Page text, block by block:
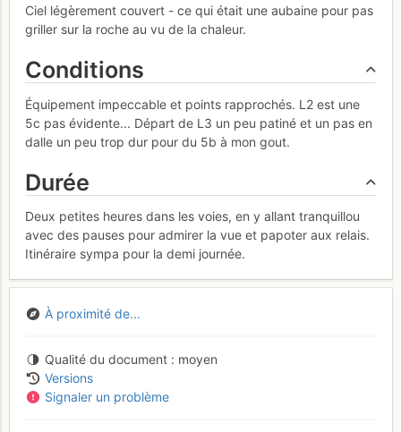
Ciel légèrement couvert - ce qui était une aubaine pour pas
griller sur la roche au vu de la chaleur.
Conditions
Équipement impeccable et points rapprochés. L2 est une
5c pas évidente... Départ de L3 un peu patiné et un pas en
dalle un peu trop dur pour du 5b à mon gout.
Durée
Deux petites heures dans les voies, en y allant tranquillou
avec des pauses pour admirer la vue et papoter aux relais.
Itinéraire sympa pour la demi journée.
À proximité de...
Qualité du document
moyen
Versions
Signaler un problème